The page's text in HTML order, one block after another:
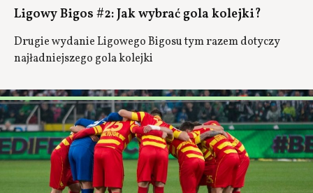
Ligowy Bigos #2: Jak wybrać gola kolejki?
Drugie wydanie Ligowego Bigosu tym razem dotyczy
najładniejszego gola kolejki